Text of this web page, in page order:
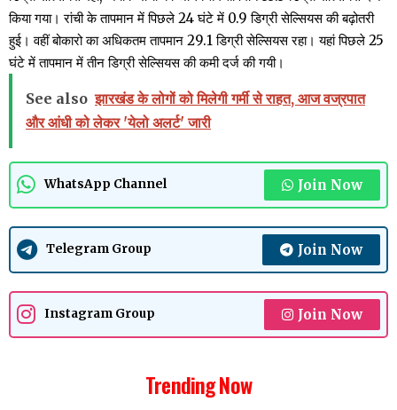
किया गया। रांची के तापमान में पिछले 24 घंटे में 0.9 डिग्री सेल्सियस की बढ़ोतरी
हुई। वहीं बोकारो का अधिकतम तापमान 29.1 डिग्री सेल्सियस रहा। यहां पिछले 25
घंटे में तापमान में तीन डिग्री सेल्सियस की कमी दर्ज की गयी।
See also झारखंड के लोगों को मिलेगी गर्मी से राहत, आज वज्रपात
और आंधी को लेकर 'येलो अलर्ट' जारी
WhatsApp Channel Join Now
Telegram Group Join Now
Instagram Group Join Now
Trending Now